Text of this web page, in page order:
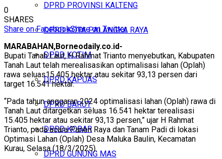
DPRD PROVINSI KALTENG
DPRD KOTA PALANGKA RAYA
DPRD KOTIM
DPRD KAPUAS
DPRD BARUT
DPRD KOBAR
DPRD GUNUNG MAS
0
SHARES
Share on FacebookShare on Twitter
MARABAHAN,Borneodaily.co.id-
Bupati Tanah Laut, H Rahmat Trianto menyebutkan, Kabupaten
Tanah Laut telah merealisasikan optimalisasi lahan (Oplah)
rawa seluas15.405 hektar atau sekitar 93,13 persen dari
target 16.541 hektar.
“Pada tahun anggaran 2024 optimalisasi lahan (Oplah) rawa di
Tanah Laut ditargetkan seluas 16.541 hektar terealisasi
15.405 hektar atau sekitar 93,13 persen,” ujar H Rahmat
Trianto, pada acara Panen Raya dan Tanam Padi di lokasi
Optimasi Lahan (Oplah) Desa Maluka Baulin, Kecamatan
Kurau, Selasa (18/3/2025).